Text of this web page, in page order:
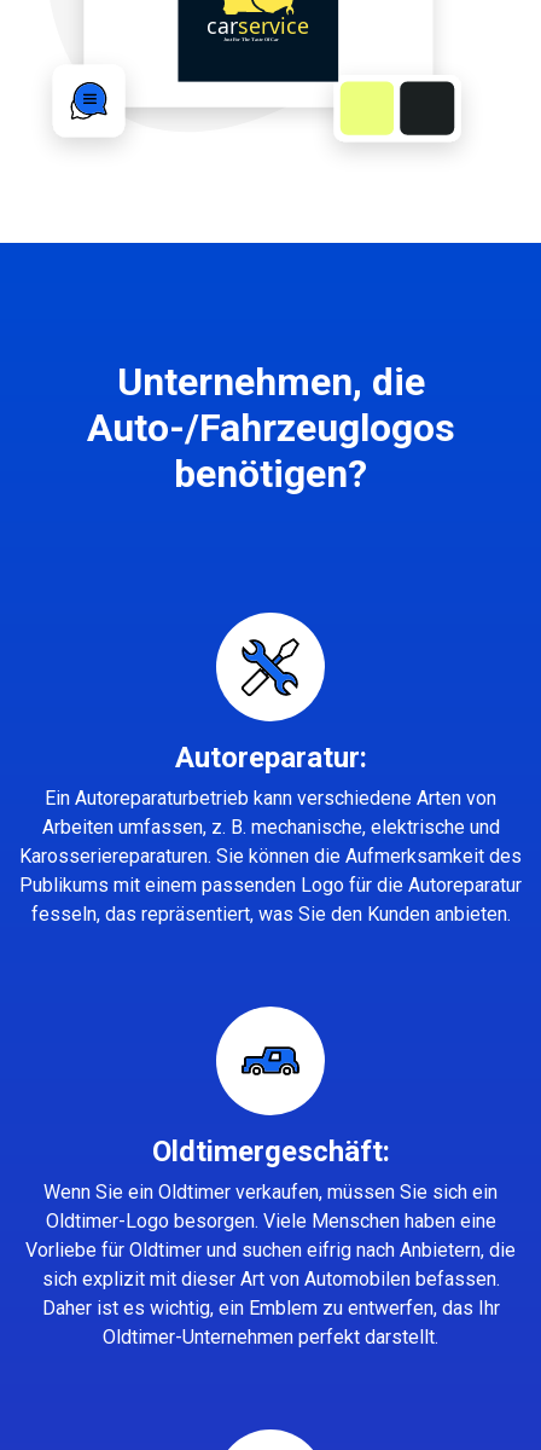
Unternehmen, die
Auto-/Fahrzeuglogos
benötigen?
Autoreparatur:
Ein Autoreparaturbetrieb kann verschiedene Arten von
Arbeiten umfassen, z. B. mechanische, elektrische und
Karosseriereparaturen. Sie können die Aufmerksamkeit des
Publikums mit einem passenden Logo für die Autoreparatur
fesseln, das repräsentiert, was Sie den Kunden anbieten.
Oldtimergeschäft:
Wenn Sie ein Oldtimer verkaufen, müssen Sie sich ein
Oldtimer-Logo besorgen. Viele Menschen haben eine
Vorliebe für Oldtimer und suchen eifrig nach Anbietern, die
sich explizit mit dieser Art von Automobilen befassen.
Daher ist es wichtig, ein Emblem zu entwerfen, das Ihr
Oldtimer-Unternehmen perfekt darstellt.